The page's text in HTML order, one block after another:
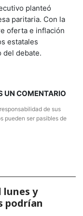
planteó
paritaria. Con la
oferta e inflación
estatales
del debate.
UN COMENTARIO
de sus
pueden ser pasibles de
lunes y
podrían